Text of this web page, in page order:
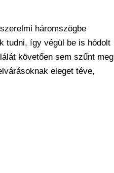
háromszögbe
tudni, így végül be is hódolt
követően sem szűnt meg
eleget téve,